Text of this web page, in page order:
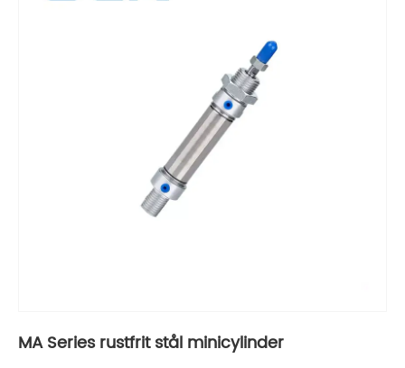
MA Series rustfrit stål minicylinder